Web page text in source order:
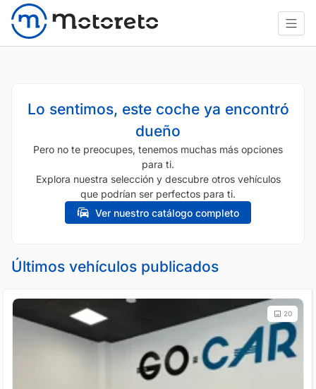
Lo sentimos, este coche ya encontró
dueño
Pero no te preocupes, tenemos muchas más opciones
para ti.
Explora nuestra selección y descubre otros vehículos
que podrían ser perfectos para ti.
Ver nuestro catálogo completo
Últimos vehículos publicados
20